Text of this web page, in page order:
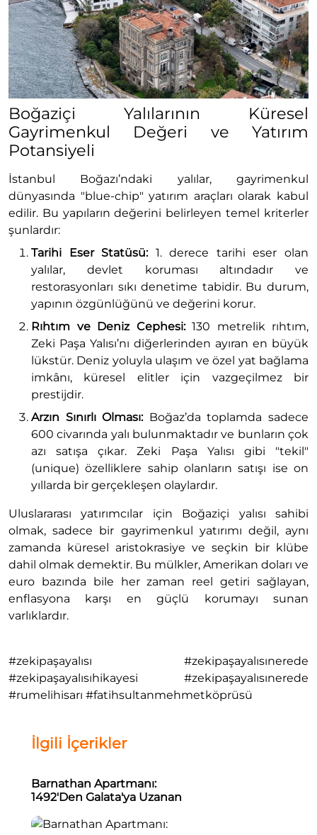
Boğaziçi Yalılarının Küresel
Gayrimenkul Değeri ve Yatırım
Potansiyeli
İstanbul Boğazı’ndaki yalılar, gayrimenkul
dünyasında "blue-chip" yatırım araçları olarak kabul
edilir. Bu yapıların değerini belirleyen temel kriterler
şunlardır:
Tarihi Eser Statüsü:1. derece tarihi eser olan
yalılar, devlet koruması altındadır ve
restorasyonları sıkı denetime tabidir. Bu durum,
yapının özgünlüğünü ve değerini korur.
Rıhtım ve Deniz Cephesi:130 metrelik rıhtım,
Zeki Paşa Yalısı’nı diğerlerinden ayıran en büyük
lükstür. Deniz yoluyla ulaşım ve özel yat bağlama
imkânı, küresel elitler için vazgeçilmez bir
prestijdir.
Arzın Sınırlı Olması:Boğaz’da toplamda sadece
600 civarında yalı bulunmaktadır ve bunların çok
azı satışa çıkar. Zeki Paşa Yalısı gibi "tekil"
(unique) özelliklere sahip olanların satışı ise on
yıllarda bir gerçekleşen olaylardır.
Uluslararası yatırımcılar için Boğaziçi yalısı sahibi
olmak, sadece bir gayrimenkul yatırımı değil, aynı
zamanda küresel aristokrasiye ve seçkin bir klübe
dahil olmak demektir. Bu mülkler, Amerikan doları ve
euro bazında bile her zaman reel getiri sağlayan,
enflasyona karşı en güçlü korumayı sunan
varlıklardır.
#zekipaşayalısı #zekipaşayalısınerede
#zekipaşayalısıhikayesi #zekipaşayalısınerede
#rumelihisarı #fatihsultanmehmetköprüsü
İlgili İçerikler
Barnathan Apartmanı:
1492'Den Galata'ya Uzanan